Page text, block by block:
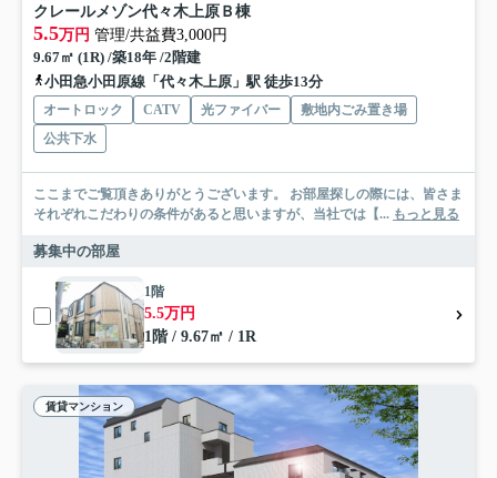
クレールメゾン代々木上原Ｂ棟
5.5万円 管理/共益費3,000円
9.67㎡ (1R) /築18年 /2階建
小田急小田原線「代々木上原」駅 徒歩13分
オートロック CATV 光ファイバー
敷地内ごみ置き場
公共下水
ここまでご覧頂きありがとうございます。 お部屋探しの際には、皆さま
それぞれこだわりの条件があると思いますが、当社では【... もっと見る
募集中の部屋
1階
5.5万円
1階 / 9.67㎡ / 1R
賃貸マンション